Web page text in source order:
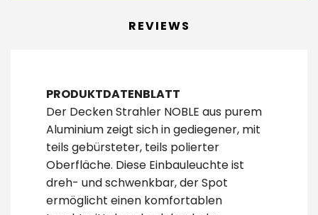
REVIEWS
PRODUKTDATENBLATT
Der Decken Strahler NOBLE aus purem
Aluminium zeigt sich in gediegener, mit
teils gebürsteter, teils polierter
Oberfläche. Diese Einbauleuchte ist
dreh- und schwenkbar, der Spot
ermöglicht einen komfortablen